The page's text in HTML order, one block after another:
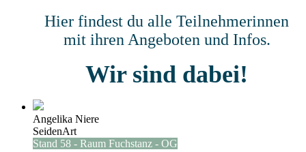
Hier findest du alle Teilnehmerinnen
mit ihren Angeboten und Infos.
Wir sind dabei!
Angelika Niere
SeidenArt
Stand 58 - Raum Fuchstanz - OG